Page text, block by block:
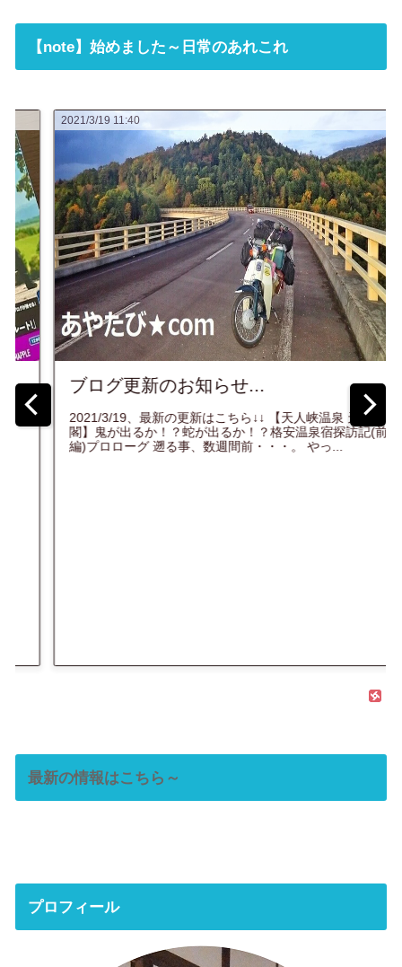
【note】始めました～日常のあれこれ
2021/3/16 07:23
四国歩き遍路2巡目(第二部)2日目～【潜
入！】超能力の宿！自分の霊体発見の
宿！？...
最新の情報はこちら～
プロフィール